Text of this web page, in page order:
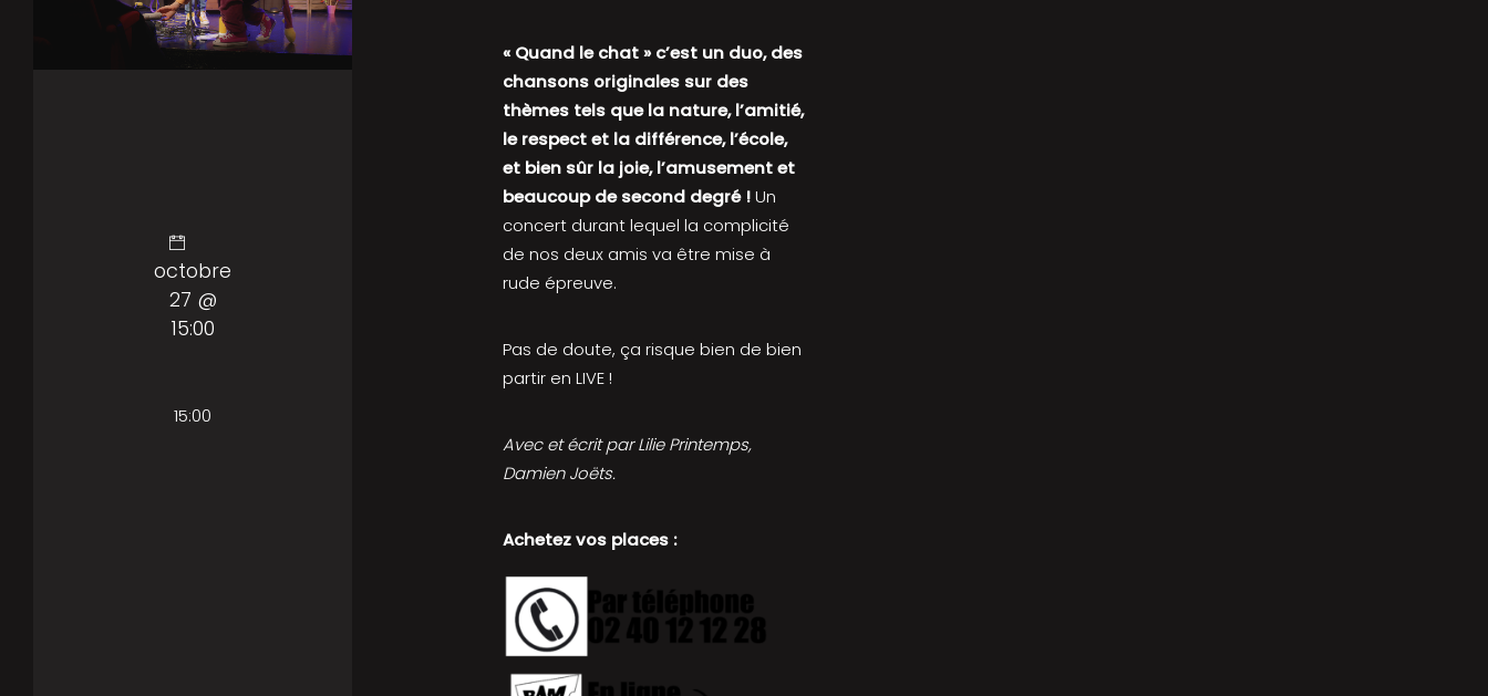
« Quand le chat » c’est un duo, des
chansons originales sur des
thèmes tels que la nature, l’amitié,
le respect et la différence, l’école,
et bien sûr la joie, l’amusement et
beaucoup de second degré !Un
concert durant lequel la complicité
de nos deux amis va être mise à
rude épreuve.
Pas de doute, ça risque bien de bien
partir en LIVE !
Avec et écrit par Lilie Printemps,
Damien Joëts.
Achetez vos places :
octobre
27 @
15:00
15:00